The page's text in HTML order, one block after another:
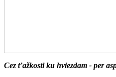
Cez ťažkosti ku hviezdam - per